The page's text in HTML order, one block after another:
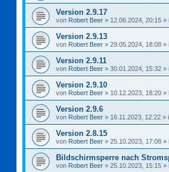
Version 2.9.17
von Robert Beer » 12.06.2024, 20:15 »
Version 2.9.13
von Robert Beer » 29.05.2024, 18:08 »
Version 2.9.11
von Robert Beer » 30.01.2024, 15:32 »
Version 2.9.10
von Robert Beer » 10.12.2023, 18:20 »
Version 2.9.6
von Robert Beer » 16.11.2023, 12:22 »
Version 2.8.15
von Robert Beer » 25.10.2023, 17:08 »
Bildschirmsperre nach
von Robert Beer » 25.10.2023, 15:15 »